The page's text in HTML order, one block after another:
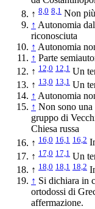
↑ 8,0 8,1 Non
↑ Autonomia
riconosciuta
↑ Autonomia
↑ Parte
↑ 12,0 12,1 Un
↑ 13,0 13,1 Un
↑ Autonomia
↑ Non sono una
gruppo di
Chiesa russa
↑ 16,0 16,1 16,2
↑ 17,0 17,1 Un
↑ 18,0 18,1 18,2
↑ Si dichiara in
ortodossi di
affermazione.